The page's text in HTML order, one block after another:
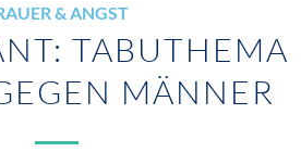
& ANGST
TABUTHEMA
MÄNNER